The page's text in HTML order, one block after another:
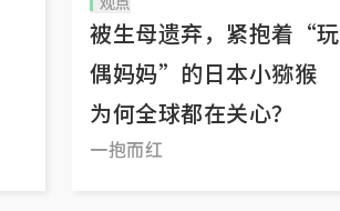
被生母遗弃，紧抱着“玩
偶妈妈”的日本小猕猴
为何全球都在关心？
一抱而红